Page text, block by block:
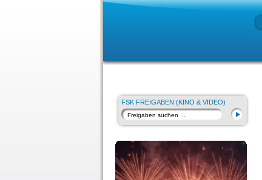
FSK FREIGABEN (KINO & VIDEO)